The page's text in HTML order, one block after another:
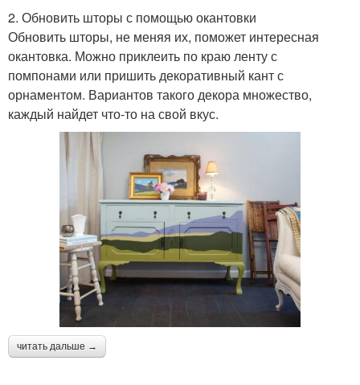
2. Обновить шторы с помощью окантовки
Обновить шторы, не меняя их, поможет интересная
окантовка. Можно приклеить по краю ленту с
помпонами или пришить декоративный кант с
орнаментом. Вариантов такого декора множество,
каждый найдет что-то на свой вкус.
читать дальше →